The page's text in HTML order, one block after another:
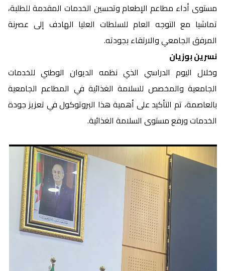
مستوى أداء مطاعم الإطعام وتحسين الخدمات المقدمة للطلبة،
تماشيا مع التوجه العام للسلطات العليا الهادف إلى عصرنة
المرفق الجامعي والارتقاء بجودته.
نسرين بوزيان
وخلال اليوم الدراسي الذي نظمه الديوان الوطني للخدمات
الجامعية والمخصص للسلامة الغذائية في المطاعم الجامعية
بالعاصمة، تم التأكيد على أهمية هذا البروتوكول في تعزيز جودة
الخدمات ورفع مستوى السلامة الغذائية.